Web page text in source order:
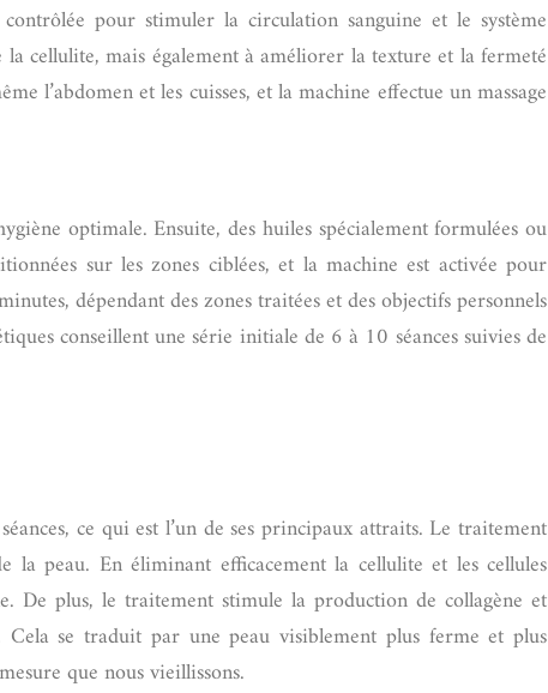
pour stimuler la circulation sanguine et le système
cellulite, mais également à améliorer la texture et la fermeté
l’abdomen et les cuisses, et la machine effectue un massage
optimale. Ensuite, des huiles spécialement formulées ou
sur les zones ciblées, et la machine est activée pour
dépendant des zones traitées et des objectifs personnels
conseillent une série initiale de 6 à 10 séances suivies de
ce qui est l’un de ses principaux attraits. Le traitement
la peau. En éliminant efficacement la cellulite et les cellules
De plus, le traitement stimule la production de collagène et
Cela se traduit par une peau visiblement plus ferme et plus
que nous vieillissons.